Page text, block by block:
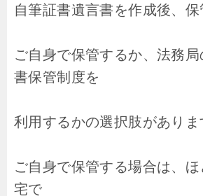
自筆証書遺言書を作成後、
ご自身で保管するか、法務
書保管制度を
利用するかの選択肢がありま
ご自身で保管する場合は、
宅で